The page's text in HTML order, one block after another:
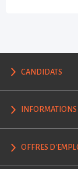
CANDIDATS
INFORMATIONS
OFFRES